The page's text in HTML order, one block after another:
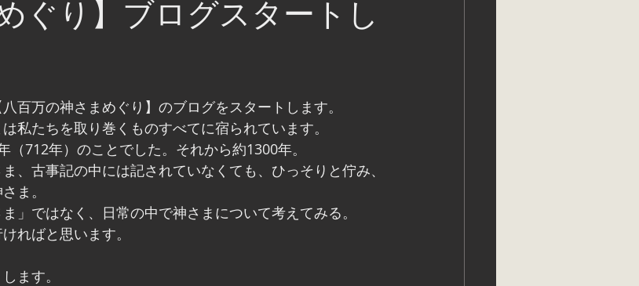
ぐり】ブログスタートし
百万の神さまめぐり】のブログをスタートします。
私たちを取り巻くものすべてに宿られています。
712年）のことでした。それから約1300年。
、古事記の中には記されていなくても、ひっそりと佇み、
ま。
」ではなく、日常の中で神さまについて考えてみる。
ればと思います。
ます。